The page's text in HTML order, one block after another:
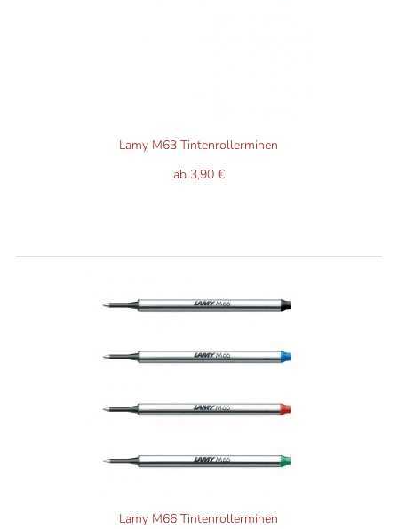
Lamy M63 Tintenrollerminen
ab 3,90 €
Lamy M66 Tintenrollerminen